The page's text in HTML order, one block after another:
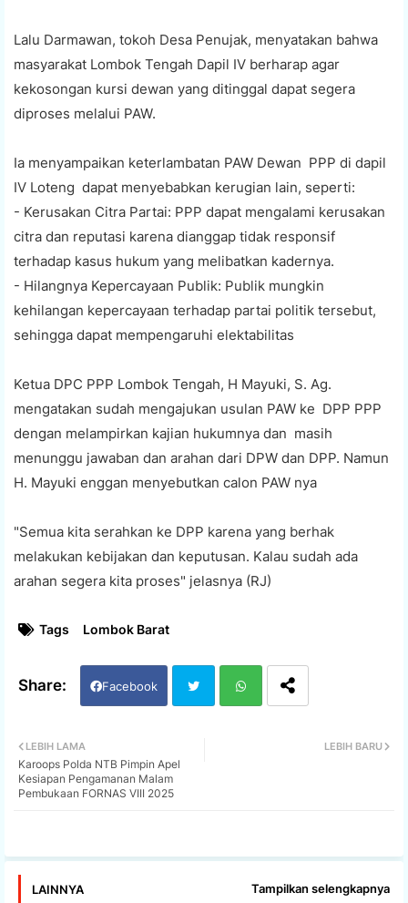
Lalu Darmawan, tokoh Desa Penujak, menyatakan bahwa
masyarakat Lombok Tengah Dapil IV berharap agar
kekosongan kursi dewan yang ditinggal dapat segera
diproses melalui PAW.
Ia menyampaikan keterlambatan PAW Dewan PPP di dapil
IV Loteng dapat menyebabkan kerugian lain, seperti:
- Kerusakan Citra Partai: PPP dapat mengalami kerusakan
citra dan reputasi karena dianggap tidak responsif
terhadap kasus hukum yang melibatkan kadernya.
- Hilangnya Kepercayaan Publik: Publik mungkin
kehilangan kepercayaan terhadap partai politik tersebut,
sehingga dapat mempengaruhi elektabilitas
Ketua DPC PPP Lombok Tengah, H Mayuki, S. Ag.
mengatakan sudah mengajukan usulan PAW ke DPP PPP
dengan melampirkan kajian hukumnya dan masih
menunggu jawaban dan arahan dari DPW dan DPP. Namun
H. Mayuki enggan menyebutkan calon PAW nya
"Semua kita serahkan ke DPP karena yang berhak
melakukan kebijakan dan keputusan. Kalau sudah ada
arahan segera kita proses" jelasnya (RJ)
Tags Lombok Barat
Facebook
LEBIH BARU
LEBIH LAMA
Karoops Polda NTB Pimpin Apel
Kesiapan Pengamanan Malam
Pembukaan FORNAS VIII 2025
LAINNYA Tampilkan selengkapnya